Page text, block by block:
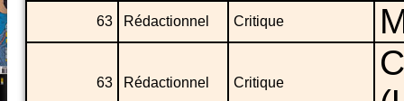
63 Rédactionnel Critique
63 Rédactionnel Critique